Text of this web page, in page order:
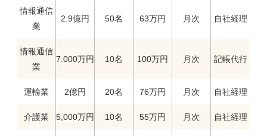
情報通信
業
2.9億円 50名 63万円 月次 自社経理
情報通信
業
7.000万円 10名 100万円 月次 記帳代行
運輸業 2億円 20名 76万円 月次 自社経理
介護業 5,000万円 10名 55万円 月次 自社経理